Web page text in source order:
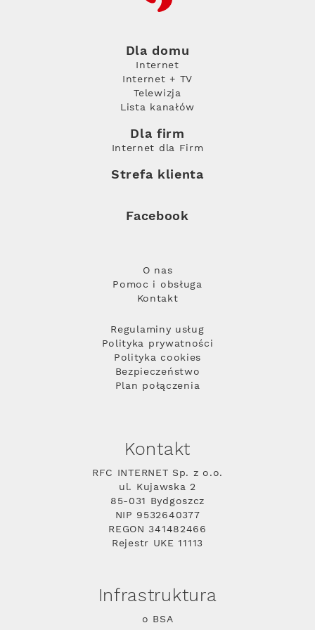
Dla domu
Internet
Internet + TV
Telewizja
Lista kanałów
Dla firm
Internet dla Firm
Strefa klienta
Facebook
O nas
Pomoc i obsługa
Kontakt
Regulaminy usług
Polityka prywatności
Polityka cookies
Bezpieczeństwo
Plan połączenia
Kontakt
RFC INTERNET Sp. z o.o.
ul. Kujawska 2
85-031 Bydgoszcz
NIP 9532640377
REGON 341482466
Rejestr UKE 11113
Infrastruktura
o BSA